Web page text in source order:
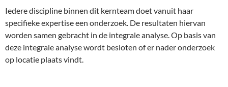
Iedere discipline binnen dit kernteam doet vanuit haar
specifieke expertise een onderzoek. De resultaten hiervan
worden samen gebracht in de integrale analyse. Op basis van
deze integrale analyse wordt besloten of er nader onderzoek
op locatie plaats vindt.